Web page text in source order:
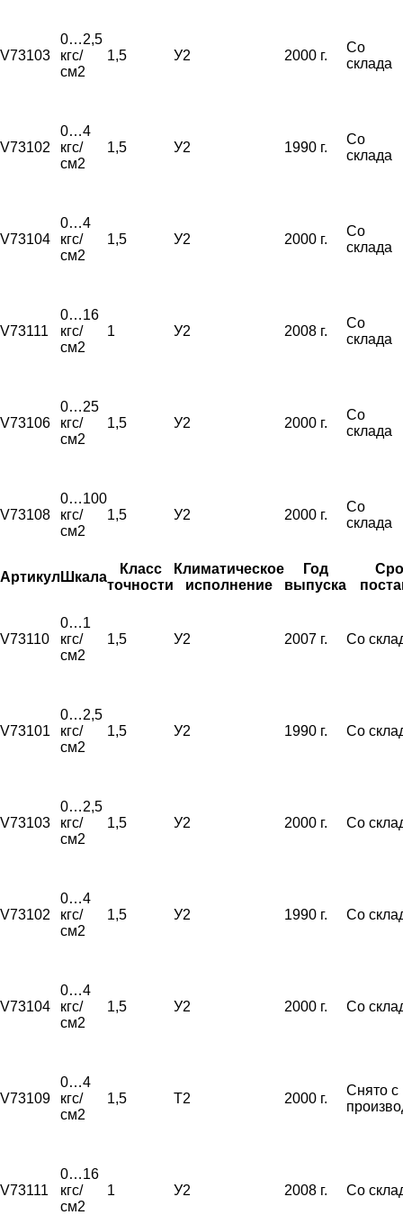
V73103
0…2,5
кгс/
см2
1,5 У2 2000 г.
Со
склада
V73102
0…4
кгс/
см2
1,5 У2 1990 г.
Со
склада
V73104
0…4
кгс/
см2
1,5 У2 2000 г.
Со
склада
V73111
0…16
кгс/
см2
1 У2 2008 г.
Со
склада
V73106
0…25
кгс/
см2
1,5 У2 2000 г.
Со
склада
V73108
0…100
кгс/
см2
1,5 У2 2000 г.
Со
склада
Артикул Шкала
Класс
точности
Климатическое
исполнение
Год
выпуска
V73110
0…1
кгс/
см2
1,5 У2 2007 г. Со
V73101
0…2,5
кгс/
см2
1,5 У2 1990 г. Со
V73103
0…2,5
кгс/
см2
1,5 У2 2000 г. Со
V73102
0…4
кгс/
см2
1,5 У2 1990 г. Со
V73104
0…4
кгс/
см2
1,5 У2 2000 г. Со
V73109
0…4
кгс/
см2
1,5 Т2 2000 г.
Снято с
V73111
0…16
кгс/
см2
1 У2 2008 г. Со